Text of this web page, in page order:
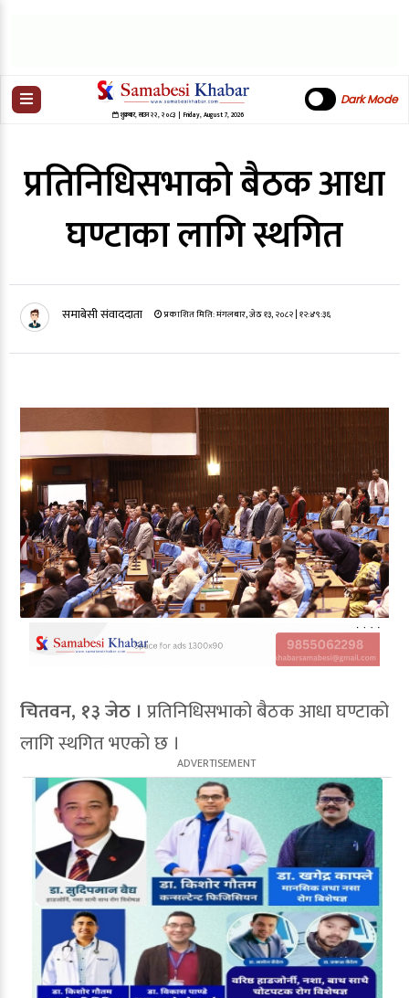
शुक्रबार,साउन २२,२०८३| Friday, August 7, 2026
Dark Mode
प्रतिनिधिसभाको बैठक आधा
घण्टाका लागि स्थगित
समाबेसी संवाददाता प्रकाशित मिति:मंगलबार, जेठ १३, २०८२| १२:४९:३६
चितवन, १३ जेठ । प्रतिनिधिसभाको बैठक आधा घण्टाको
लागि स्थगित भएको छ ।